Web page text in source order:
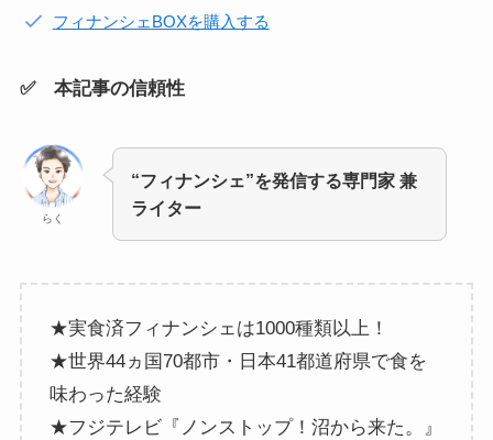
フィナンシェBOXを購入する
✅ 本記事の信頼性
らく
“フィナンシェ”を発信する専門家 兼
ライター
★実食済フィナンシェは1000種類以上！
★世界44ヵ国70都市・日本41都道府県で食を
味わった経験
★フジテレビ『ノンストップ！沼から来た。』